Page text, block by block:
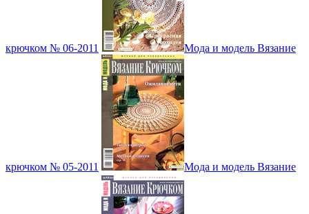
крючком № 06-2011 Мода и модель Вязание
крючком № 05-2011 Мода и модель Вязание